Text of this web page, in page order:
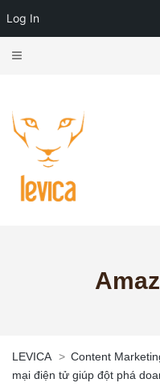
LEVICA > Content
mại điện tử giúp đột phá
Log In